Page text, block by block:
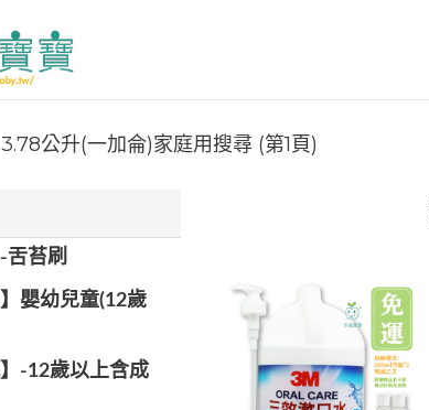
3.78公升(一加侖)家庭用搜尋 (第1頁)
苔刷
嬰幼兒童(12歲
-12歲以上含成